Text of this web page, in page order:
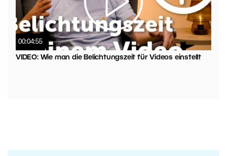
00:04:55
VIDEO: Wie man die Belichtungszeit für Videos einstellt